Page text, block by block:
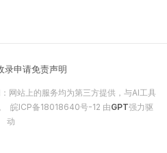
录申请免责声明
网站上的服务均为第三方提供，与AI工具
皖ICP备18018640号-12 由GPT强力驱
动